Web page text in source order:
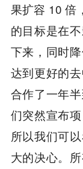
果扩容 10 倍
的目标是在
下来，同时
达到更好的
合作了一年
们突然宣布
所以我们可
大的决心。